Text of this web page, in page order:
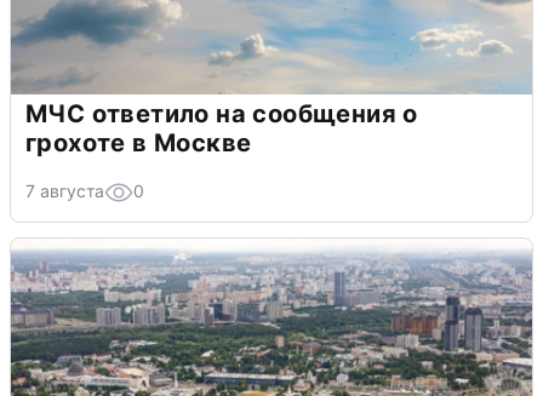
МЧС ответило на сообщения о
грохоте в Москве
7 августа 0